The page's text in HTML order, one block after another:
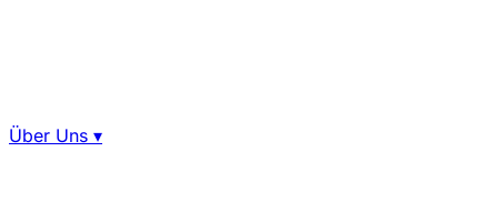
Über Uns ▾